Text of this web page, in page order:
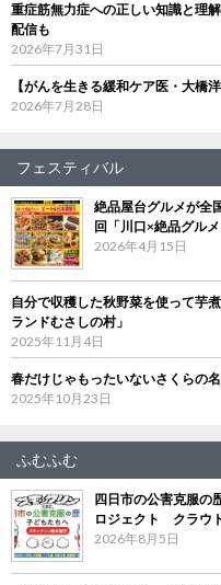
重症筋無力症への正しい知識と理
配信も
2026年7月31日
【がんを生きる緩和ケア医・大橋
2026年7月28日
フェスティバル
絶品屋台グルメが全
回「川口×絶品グル
2026年4月15日
自分で収穫した秋野菜を使って芋
ランドむさしの村」
2025年11月4日
春だけじゃもったいないさくらの
2025年10月23日
ふむふむ
四日市の公害克服の
ロジェクト クラウ
2026年8月5日